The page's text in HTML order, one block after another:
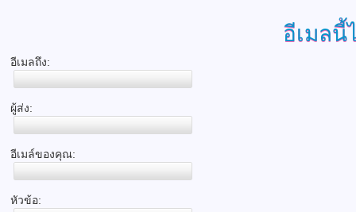
อีเมลนี้
อีเมลถึง:
ผู้ส่ง:
อีเมล์ของคุณ:
หัวข้อ: